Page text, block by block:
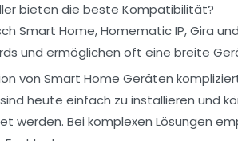
bieten die beste Kompatibilität?
Smart Home, Homematic IP, Gira
und ermöglichen oft eine breite
von Smart Home Geräten
heute einfach zu installieren und
werden. Bei komplexen Lösungen